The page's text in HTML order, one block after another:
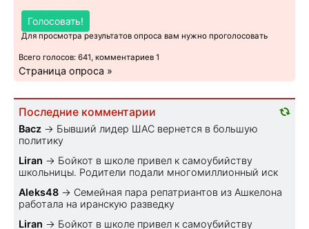
Голосовать!
Для просмотра результатов опроса вам нужно проголосовать
Всего голосов: 641, комментариев 1
Страница опроса »
Последние комментарии
Bacz → Бывший лидер ШАС вернется в большую
политику
Liran → Бойкот в школе привел к самоубийству
школьницы. Родители подали многомиллионный иск
Aleks48 → Семейная пара репатриантов из Ашкелона
работала на иранскую разведку
Liran → Бойкот в школе привел к самоубийству